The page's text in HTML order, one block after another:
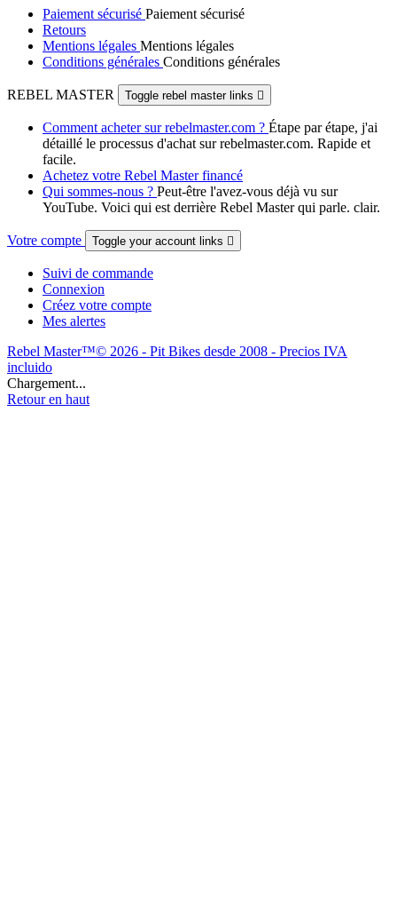
Paiement sécurisé Paiement sécurisé
Retours
Mentions légales Mentions légales
Conditions générales Conditions générales
REBEL MASTER Toggle rebel master links 
Comment acheter sur rebelmaster.com ? Étape par étape, j'ai
détaillé le processus d'achat sur rebelmaster.com. Rapide et
facile.
Achetez votre Rebel Master financé
Qui sommes-nous ? Peut-être l'avez-vous déjà vu sur
YouTube. Voici qui est derrière Rebel Master qui parle. clair.
Votre compte Toggle your account links 
Suivi de commande
Connexion
Créez votre compte
Mes alertes
Rebel Master™© 2026 - Pit Bikes desde 2008 - Precios IVA
incluido
Chargement...
Retour en haut